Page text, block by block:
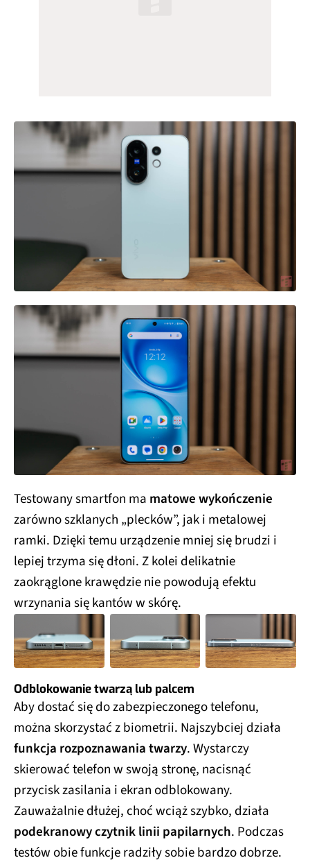
Testowany smartfon ma matowe wykończenie
zarówno szklanych „plecków”, jak i metalowej
ramki. Dzięki temu urządzenie mniej się brudzi i
lepiej trzyma się dłoni. Z kolei delikatnie
zaokrąglone krawędzie nie powodują efektu
wrzynania się kantów w skórę.
Odblokowanie twarzą lub palcem
Aby dostać się do zabezpieczonego telefonu,
można skorzystać z biometrii. Najszybciej działa
funkcja rozpoznawania twarzy. Wystarczy
skierować telefon w swoją stronę, nacisnąć
przycisk zasilania i ekran odblokowany.
Zauważalnie dłużej, choć wciąż szybko, działa
podekranowy czytnik linii papilarnych. Podczas
testów obie funkcje radziły sobie bardzo dobrze.